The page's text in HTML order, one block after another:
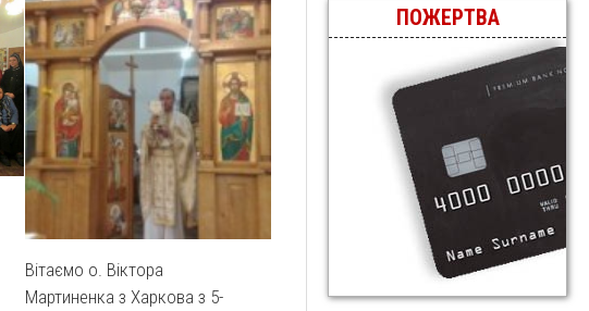
Вітаємо о. Віктора
Мартиненка з Харкова з 5-
ПОЖЕРТВА